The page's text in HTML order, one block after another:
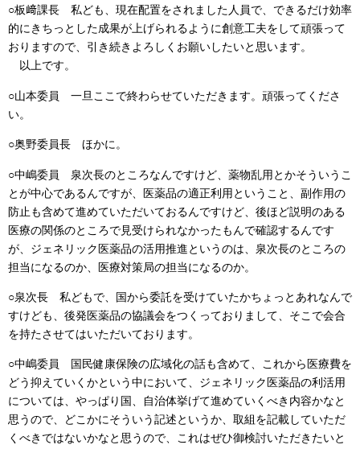
○板﨑課長 私ども、現在配置をされました人員で、できるだけ効率
的にきちっとした成果が上げられるように創意工夫をして頑張って
おりますので、引き続きよろしくお願いしたいと思います。
以上です。
○山本委員 一旦ここで終わらせていただきます。頑張ってくださ
い。
○奥野委員長 ほかに。
○中嶋委員 泉次長のところなんですけど、薬物乱用とかそういうこ
とが中心であるんですが、医薬品の適正利用ということ、副作用の
防止も含めて進めていただいておるんですけど、後ほど説明のある
医療の関係のところで見受けられなかったもんで確認するんです
が、ジェネリック医薬品の活用推進というのは、泉次長のところの
担当になるのか、医療対策局の担当になるのか。
○泉次長 私どもで、国から委託を受けていたかちょっとあれなんで
すけども、後発医薬品の協議会をつくっておりまして、そこで会合
を持たさせてはいただいております。
○中嶋委員 国民健康保険の広域化の話も含めて、これから医療費を
どう抑えていくかという中において、ジェネリック医薬品の利活用
については、やっぱり国、自治体挙げて進めていくべき内容かなと
思うので、どこかにそういう記述というか、取組を記載していただ
くべきではないかなと思うので、これはぜひ御検討いただきたいと